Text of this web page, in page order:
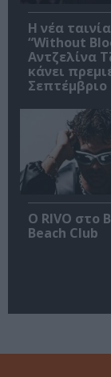
Η νέα ταινία
“Without
Αντζελίνα
κάνει
Σεπτέμβριο
Ο RIVO στο
Beach Club